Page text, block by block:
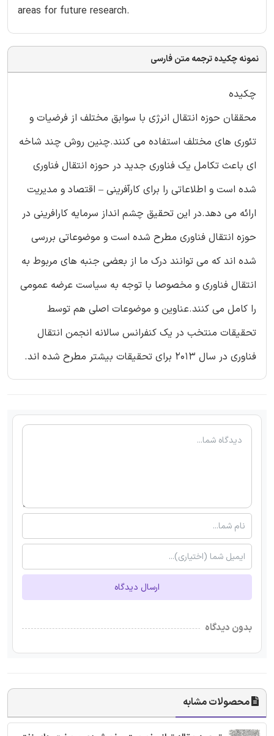
areas for future research.
نمونه چکیده ترجمه متن فارسی
چکیده
محققان حوزه انتقال انرژی با سوابق مختلف از فرضیات و
تئوری های مختلف استفاده می کنند.چنین روش چند شاخه
ای باعث تکامل یک فناوری جدید در حوزه انتقال فناوری
شده است و اطلاعاتی را برای کارآفرینی – اقتصاد و مدیریت
ارائه می دهد.در این تحقیق چشم انداز سرمایه کارافرینی در
حوزه انتقال فناوری مطرح شده است و موضوعاتی بررسی
شده اند که می توانند درک ما از بعضی جنبه های مربوط به
انتقال فناوری و مخصوصا با توجه به سیاست عرضه عمومی
را کامل می کنند.عناوین و موضوعات اصلی هم توسط
تحقیقات منتخب در یک کنفرانس سالانه انجمن انتقال
فناوری در سال 2013 برای تحقیقات بیشتر مطرح شده اند.
ارسال دیدگاه
بدون دیدگاه
محصولات مشابه